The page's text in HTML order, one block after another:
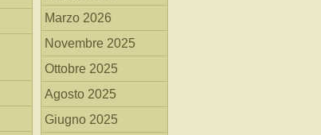
Marzo 2026
Novembre 2025
Ottobre 2025
Agosto 2025
Giugno 2025